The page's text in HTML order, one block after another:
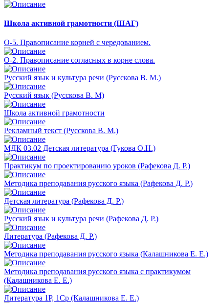
Школа активной грамотности (ШАГ)
О-5. Правописание корней с чередованием.
О-2. Правописание согласных в корне слова.
Русский язык и культура речи (Русскова В. М.)
Русский язык (Русскова В. М)
Школа активной грамотности
Рекламный текст (Русскова В. М.)
МДК 03.02 Детская литература (Гукова О.Н.)
Практикум по проектированию уроков (Рафекова Д. Р.)
Методика преподавания русского языка (Рафекова Д. Р.)
Детская литература (Рафекова Д. Р.)
Русский язык и культура речи (Рафекова Д. Р.)
Литература (Рафекова Д. Р.)
Методика преподавания русского языка (Калашникова Е. Е.)
Методика преподавания русского языка с практикумом
(Калашникова Е. Е.)
Литература 1Р, 1Ср (Калашникова Е. Е.)